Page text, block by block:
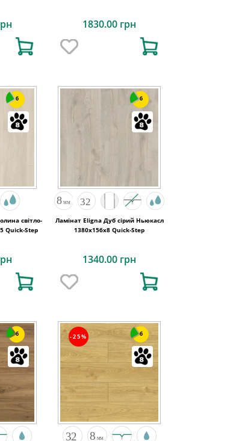
1830.00 грн
6
світло-
Quick-Step
6
Ламінат Eligna Дуб сірий Ньюкасл
1380х156x8 Quick-Step
1340.00 грн
6 -25% 6